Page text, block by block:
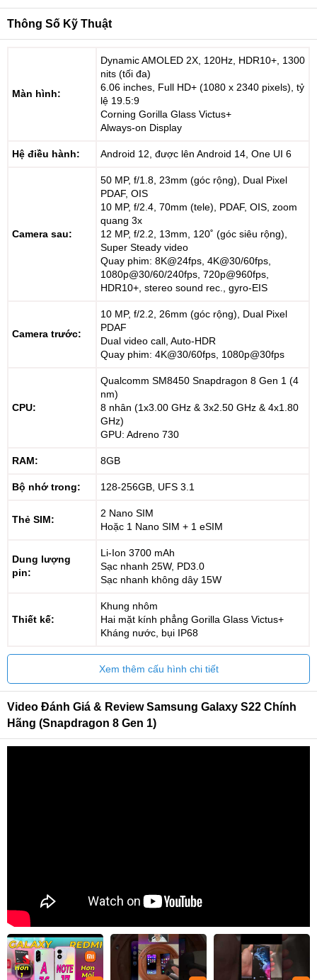
Thông Số Kỹ Thuật
Màn hình:
Dynamic AMOLED 2X, 120Hz, HDR10+, 1300
nits (tối đa)
6.06 inches, Full HD+ (1080 x 2340 pixels), tỷ
lệ 19.5:9
Corning Gorilla Glass Victus+
Always-on Display
Hệ điều hành: Android 12, được lên Android 14, One UI 6
Camera sau:
50 MP, f/1.8, 23mm (góc rộng), Dual Pixel
PDAF, OIS
10 MP, f/2.4, 70mm (tele), PDAF, OIS, zoom
quang 3x
12 MP, f/2.2, 13mm, 120˚ (góc siêu rộng),
Super Steady video
Quay phim: 8K@24fps, 4K@30/60fps,
1080p@30/60/240fps, 720p@960fps,
HDR10+, stereo sound rec., gyro-EIS
Camera trước:
10 MP, f/2.2, 26mm (góc rộng), Dual Pixel
PDAF
Dual video call, Auto-HDR
Quay phim: 4K@30/60fps, 1080p@30fps
CPU:
Qualcomm SM8450 Snapdragon 8 Gen 1 (4
nm)
8 nhân (1x3.00 GHz & 3x2.50 GHz & 4x1.80
GHz)
GPU: Adreno 730
RAM: 8GB
Bộ nhớ trong: 128-256GB, UFS 3.1
Thẻ SIM:
2 Nano SIM
Hoặc 1 Nano SIM + 1 eSIM
Dung lượng
pin:
Li-Ion 3700 mAh
Sạc nhanh 25W, PD3.0
Sạc nhanh không dây 15W
Thiết kế:
Khung nhôm
Hai mặt kính phẳng Gorilla Glass Victus+
Kháng nước, bụi IP68
Xem thêm cấu hình chi tiết
Video Đánh Giá & Review Samsung Galaxy S22 Chính
Hãng (Snapdragon 8 Gen 1)